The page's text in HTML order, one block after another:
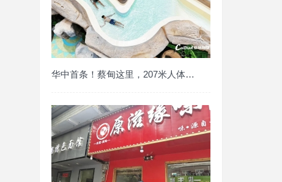
华中首条！蔡甸这里，207米人体直滑激流河